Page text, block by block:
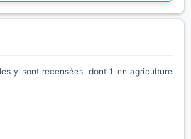
y sont recensées, dont 1 en agriculture